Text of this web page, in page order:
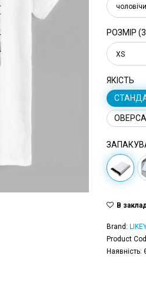
РОЗМІР
XS
ЯКІСТЬ
В
Brand:
Product
Наявність: